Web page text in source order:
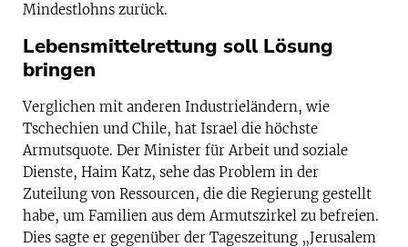
Mindestlohns zurück.
Lebensmittelrettung soll Lösung
bringen
Verglichen mit anderen Industrieländern, wie
Tschechien und Chile, hat Israel die höchste
Armutsquote. Der Minister für Arbeit und soziale
Dienste, Haim Katz, sehe das Problem in der
Zuteilung von Ressourcen, die die Regierung gestellt
habe, um Familien aus dem Armutszirkel zu befreien.
Dies sagte er gegenüber der Tageszeitung „Jerusalem